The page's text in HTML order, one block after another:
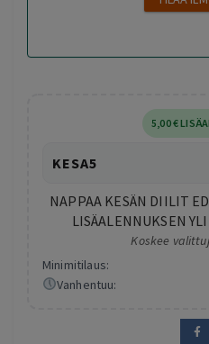
5,00€
KESA5
NAPPAA KESÄN DIILIT
LISÄALENNUKSEN
Koskee
Minimitilaus:
Vanhentuu: